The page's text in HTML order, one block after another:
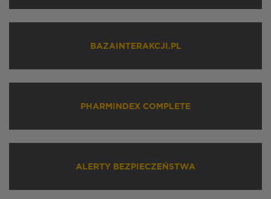
BAZAINTERAKCJI.PL
PHARMINDEX COMPLETE
ALERTY BEZPIECZEŃSTWA